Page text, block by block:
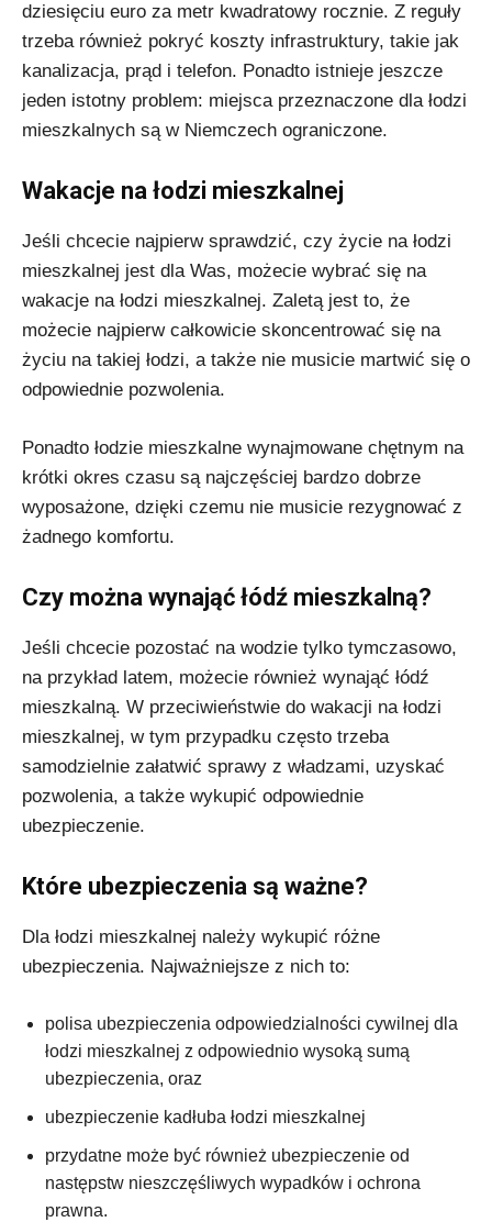
dziesięciu euro za metr kwadratowy rocznie. Z reguły
trzeba również pokryć koszty infrastruktury, takie jak
kanalizacja, prąd i telefon. Ponadto istnieje jeszcze
jeden istotny problem: miejsca przeznaczone dla łodzi
mieszkalnych są w Niemczech ograniczone.
Wakacje na łodzi mieszkalnej
Jeśli chcecie najpierw sprawdzić, czy życie na łodzi
mieszkalnej jest dla Was, możecie wybrać się na
wakacje na łodzi mieszkalnej. Zaletą jest to, że
możecie najpierw całkowicie skoncentrować się na
życiu na takiej łodzi, a także nie musicie martwić się o
odpowiednie pozwolenia.
Ponadto łodzie mieszkalne wynajmowane chętnym na
krótki okres czasu są najczęściej bardzo dobrze
wyposażone, dzięki czemu nie musicie rezygnować z
żadnego komfortu.
Czy można wynająć łódź mieszkalną?
Jeśli chcecie pozostać na wodzie tylko tymczasowo,
na przykład latem, możecie również wynająć łódź
mieszkalną. W przeciwieństwie do wakacji na łodzi
mieszkalnej, w tym przypadku często trzeba
samodzielnie załatwić sprawy z władzami, uzyskać
pozwolenia, a także wykupić odpowiednie
ubezpieczenie.
Które ubezpieczenia są ważne?
Dla łodzi mieszkalnej należy wykupić różne
ubezpieczenia. Najważniejsze z nich to:
polisa ubezpieczenia odpowiedzialności cywilnej dla
łodzi mieszkalnej z odpowiednio wysoką sumą
ubezpieczenia, oraz
ubezpieczenie kadłuba łodzi mieszkalnej
przydatne może być również ubezpieczenie od
następstw nieszczęśliwych wypadków i ochrona
prawna.